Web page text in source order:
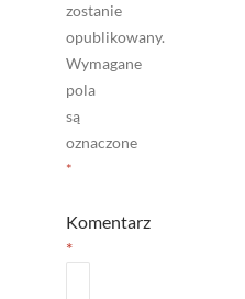
zostanie
opublikowany.
Wymagane
pola
są
oznaczone
*
Komentarz
*